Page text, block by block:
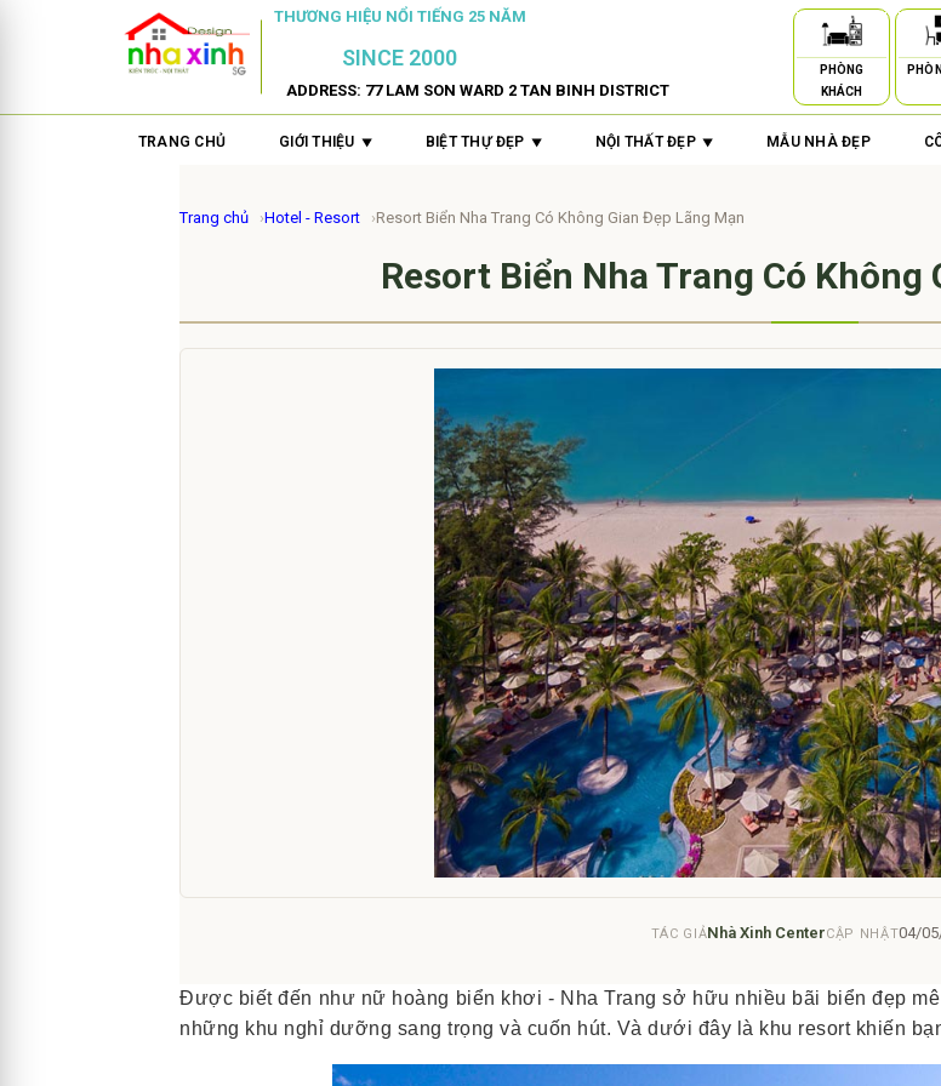
THƯƠNG HIỆU NỔI TIẾNG 25 NĂM
SINCE 2000
ADDRESS: 77 LAM SON WARD 2 TAN BINH DISTRICT
PHÒNG
KHÁCH
TRANG CHỦ GIỚI THIỆU BIỆT THỰ ĐẸP NỘI THẤT ĐẸP MẪU NHÀ ĐẸP
Trang chủ Hotel - Resort Resort Biển Nha Trang Có Không Gian Đẹp Lãng Mạn
Resort Biển Nha Trang Có Không
TÁC GIẢNhà Xinh CenterCẬP NHẬT04/
Được biết đến như nữ hoàng biển khơi - Nha Trang sở hữu nhiều bãi biển đẹp
những khu nghỉ dưỡng sang trọng và cuốn hút. Và dưới đây là khu resort khiến